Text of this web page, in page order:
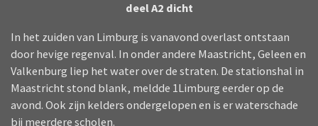
deel A2 dicht
In het zuiden van Limburg is vanavond overlast ontstaan
door hevige regenval. In onder andere Maastricht, Geleen en
Valkenburg liep het water over de straten. De stationshal in
Maastricht stond blank, meldde 1Limburg eerder op de
avond. Ook zijn kelders ondergelopen en is er waterschade
bij meerdere scholen.